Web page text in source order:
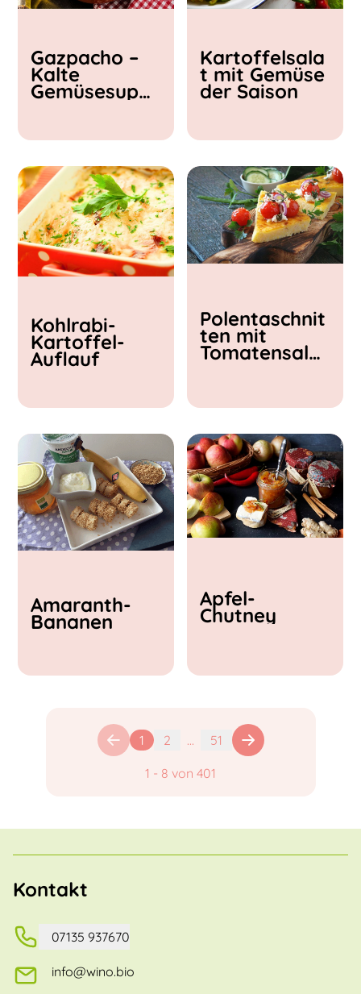
< 15 min
15 - 30 min
30 - 60 min
Gazpacho –
Kalte
Gemüsesupp
Kartoffelsala
t mit Gemüse
der Saison
Kohlrabi-
Kartoffel-
Auflauf
Polentaschnit
ten mit
Tomatensalat
Amaranth-
Bananen
Apfel-
Chutney
1 2 ... 51
1 - 8 von 401
Kontakt
07135 937670
info@wino.bio